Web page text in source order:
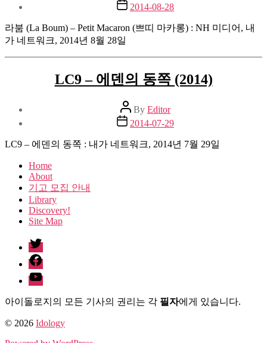
Post
date
2014-08-28
라붐 (La Boum) – Petit Macaron (쁘띠 마카롱) : NH 미디어, 내
가 네트워크, 2014년 8월 28일
LC9 – 에덴의 동쪽 (2014)
Post
author
By Editor
Post
date
2014-07-29
LC9 – 에덴의 동쪽 : 내가 네트워크, 2014년 7월 29일
Home
About
기고 모집 안내
Library
Discovery!
Site Map
twitter
facebook
Youtube
아이돌로지의 모든 기사의 권리는 각 필자에게 있습니다.
© 2026 Idology